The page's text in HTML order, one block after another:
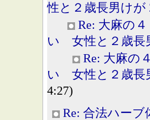
性と２歳長男けが
Re: 大麻の
い 女性と２歳長
Re: 大麻の
い 女性と２歳長
4:27)
Re: 合法ハーブ